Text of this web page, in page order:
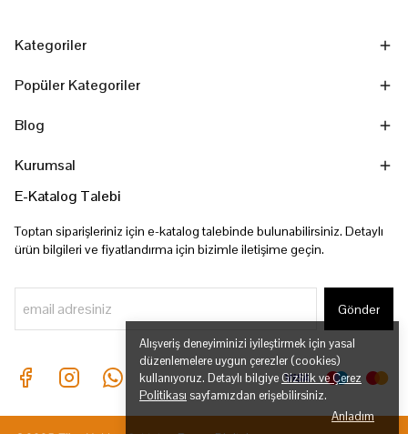
Alışveriş deneyiminizi iyileştirmek için yasal
düzenlemelere uygun çerezler (cookies)
kullanıyoruz. Detaylı bilgiye Gizlilik ve Çerez
Politikası sayfamızdan erişebilirsiniz.
Anladım
Kategoriler
Popüler Kategoriler
Blog
Kurumsal
E-Katalog Talebi
Toptan siparişleriniz için e-katalog talebinde bulunabilirsiniz. Detaylı
ürün bilgileri ve fiyatlandırma için bizimle iletişime geçin.
Gönder